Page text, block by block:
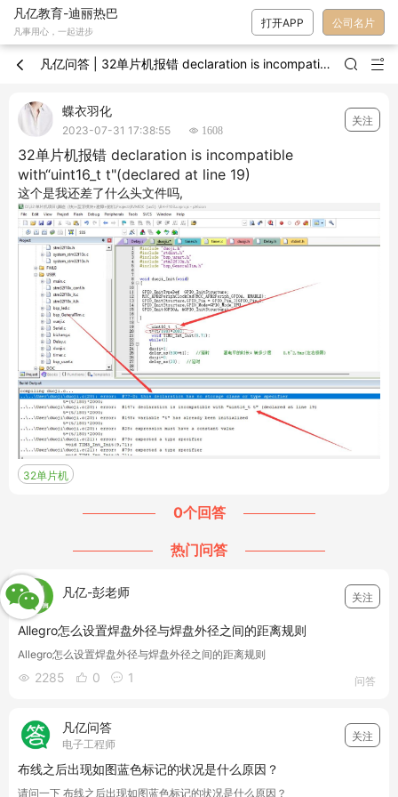
凡亿教育-迪丽热巴
凡事用心，一起进步
打开APP 公司名片
 凡亿问答 | 32单片机报错 declaration is incompatible with“uint16_t t"(declared at line 19)  
蝶衣羽化
2023-07-31 17:38:55  1608
关注
32单片机报错 declaration is incompatible
with“uint16_t t"(declared at line 19)
这个是我还差了什么头文件吗,
32单片机
0个回答
热门问答
凡亿-彭老师 关注
Allegro怎么设置焊盘外径与焊盘外径之间的距离规则
Allegro怎么设置焊盘外径与焊盘外径之间的距离规则
 2285  0  1 问答
凡亿问答
电子工程师
关注
布线之后出现如图蓝色标记的状况是什么原因？
请问一下 布线之后出现如图蓝色标记的状况是什么原因？